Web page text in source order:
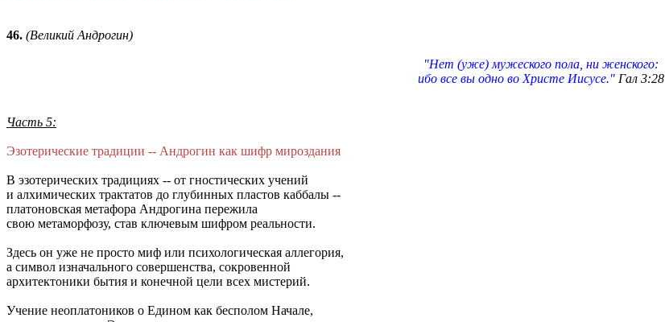
46. (Великий Андрогин)
"Нет (уже) мужеского пола, ни женского:
ибо все вы одно во Христе Иисусе." Гал 3:28
Часть 5:
Эзотерические традиции -- Андрогин как шифр мироздания
В эзотерических традициях -- от гностических учений
и алхимических трактатов до глубинных пластов каббалы --
платоновская метафора Андрогина пережила
свою метаморфозу, став ключевым шифром реальности.
Здесь он уже не просто миф или психологическая аллегория,
а символ изначального совершенства, сокровенной
архитектоники бытия и конечной цели всех мистерий.
Учение неоплатоников о Едином как бесполом Начале,